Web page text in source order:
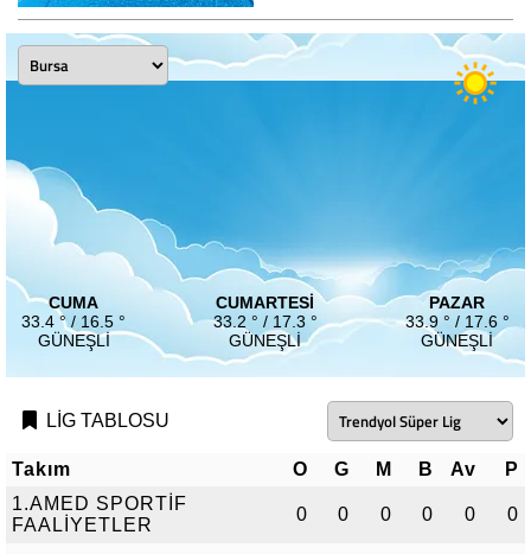
CUMA
33.4 ° / 16.5 °
GÜNEŞLI
CUMARTESI
33.2 ° / 17.3 °
GÜNEŞLI
PAZAR
33.9 ° / 17.6 °
GÜNEŞLI
LİG TABLOSU
Takım O G M B Av
P
1.AMED SPORTİF
FAALİYETLER
0 0 0 0 0 0